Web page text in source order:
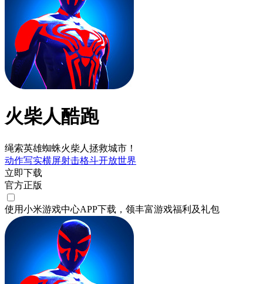
火柴人酷跑
绳索英雄蜘蛛火柴人拯救城市！
动作写实横屏射击格斗开放世界
立即下载
官方正版
使用小米游戏中心APP下载 ，领丰富游戏福利 及礼包